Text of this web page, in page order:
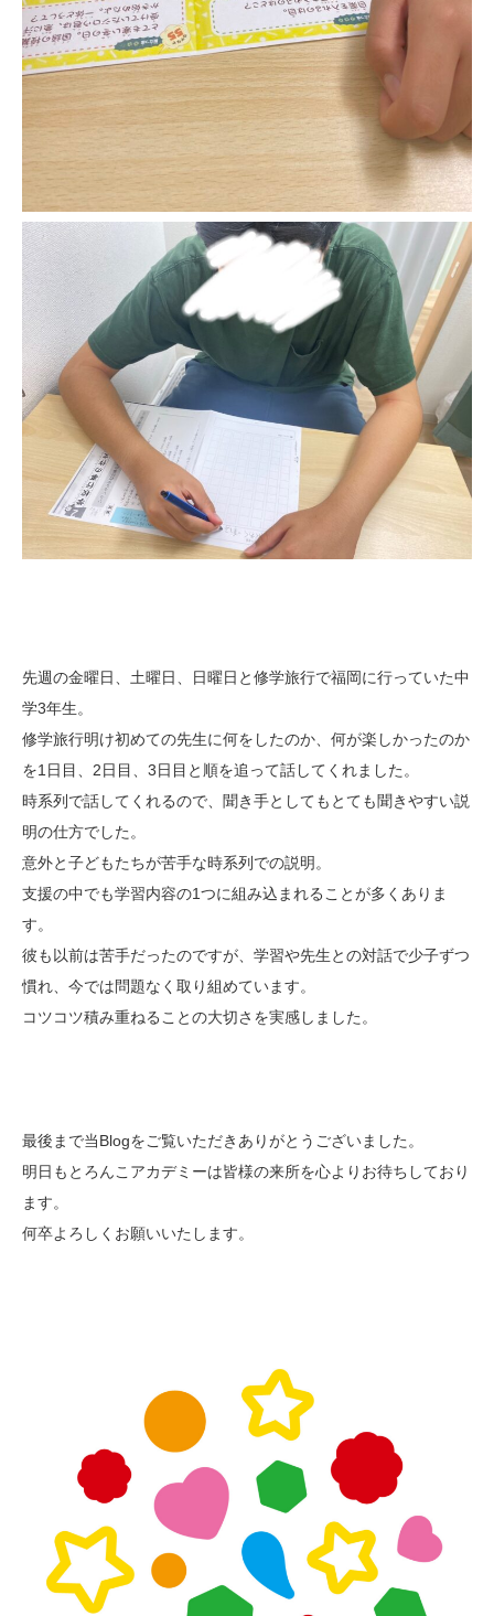
先週の金曜日、土曜日、日曜日と修学旅行で福岡に行っていた中
学3年生。
修学旅行明け初めての先生に何をしたのか、何が楽しかったのか
を1日目、2日目、3日目と順を追って話してくれました。
時系列で話してくれるので、聞き手としてもとても聞きやすい説
明の仕方でした。
意外と子どもたちが苦手な時系列での説明。
支援の中でも学習内容の1つに組み込まれることが多くありま
す。
彼も以前は苦手だったのですが、学習や先生との対話で少子ずつ
慣れ、今では問題なく取り組めています。
コツコツ積み重ねることの大切さを実感しました。
最後まで当Blogをご覧いただきありがとうございました。
明日もとろんこアカデミーは皆様の来所を心よりお待ちしており
ます。
何卒よろしくお願いいたします。